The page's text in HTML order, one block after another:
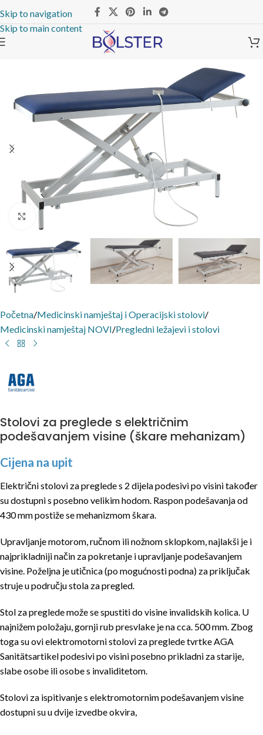
Skip to navigation
Skip to main content
Početna/Medicinski namještaj i Operacijski stolovi/
Medicinski namještaj NOVI/Pregledni ležajevi i stolovi
Stolovi za preglede s električnim
podešavanjem visine (škare mehanizam)
Cijena na upit
Električni stolovi za preglede s 2 dijela podesivi po visini također
su dostupni s posebno velikim hodom. Raspon podešavanja od
430 mm postiže se mehanizmom škara.
Upravljanje motorom, ručnom ili nožnom sklopkom, najlakši je i
najprikladniji način za pokretanje i upravljanje podešavanjem
visine. Poželjna je utičnica (po mogućnosti podna) za priključak
struje u području stola za pregled.
Stol za preglede može se spustiti do visine invalidskih kolica. U
najnižem položaju, gornji rub presvlake je na cca. 500 mm. Zbog
toga su ovi elektromotorni stolovi za preglede tvrtke AGA
Sanitätsartikel podesivi po visini posebno prikladni za starije,
slabe osobe ili osobe s invaliditetom.
Stolovi za ispitivanje s elektromotornim podešavanjem visine
dostupni su u dvije izvedbe okvira,